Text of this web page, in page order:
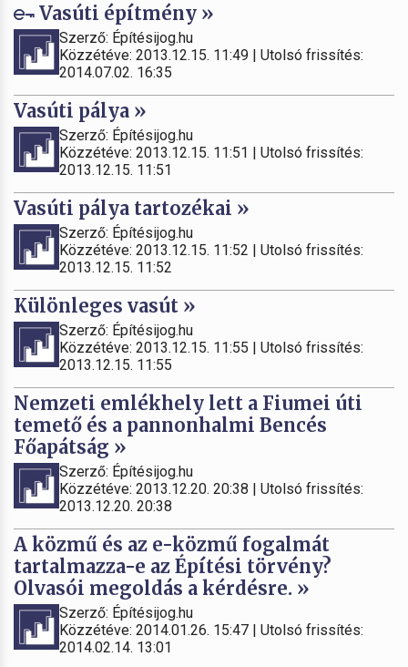
Vasúti építmény »
Szerző: Építésijog.hu
Közzétéve: 2013.12.15. 11:49 | Utolsó frissítés:
2014.07.02. 16:35
Vasúti pálya »
Szerző: Építésijog.hu
Közzétéve: 2013.12.15. 11:51 | Utolsó frissítés:
2013.12.15. 11:51
Vasúti pálya tartozékai »
Szerző: Építésijog.hu
Közzétéve: 2013.12.15. 11:52 | Utolsó frissítés:
2013.12.15. 11:52
Különleges vasút »
Szerző: Építésijog.hu
Közzétéve: 2013.12.15. 11:55 | Utolsó frissítés:
2013.12.15. 11:55
Nemzeti emlékhely lett a Fiumei úti
temető és a pannonhalmi Bencés
Főapátság »
Szerző: Építésijog.hu
Közzétéve: 2013.12.20. 20:38 | Utolsó frissítés:
2013.12.20. 20:38
A közmű és az e-közmű fogalmát
tartalmazza-e az Építési törvény?
Olvasói megoldás a kérdésre. »
Szerző: Építésijog.hu
Közzétéve: 2014.01.26. 15:47 | Utolsó frissítés:
2014.02.14. 13:01